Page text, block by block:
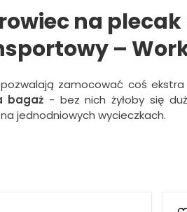
na
–
zamocować coś
bagaż - bez nich żyłoby się
jednodniowych wycieczkach.